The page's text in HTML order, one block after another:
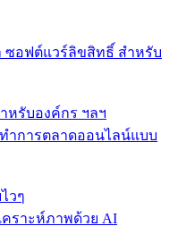
หรับองค์กร ฯลฯ
วๆ